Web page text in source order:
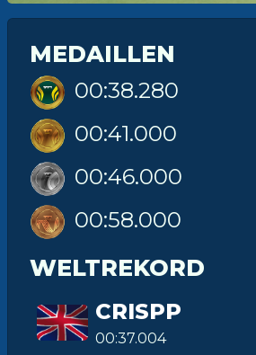
MEDAILLEN
00:38.280
00:41.000
00:46.000
00:58.000
WELTREKORD
CRISPP
00:37.004